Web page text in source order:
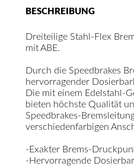
BESCHREIBUNG
Dreiteilige Stahl-Flex
mit ABE.
Durch die Speedbrakes
hervorragender
Die mit einem Edelstahl-
bieten höchste Qualität
Speedbrakes-
verschiedenfarbigen
-Exakter Brems-
-Hervorragende